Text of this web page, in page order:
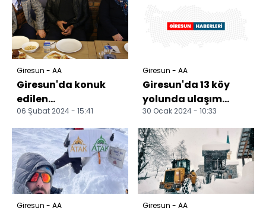
Giresun - AA
Giresun'da konuk
edilen
depremzedelerin
katılımıyla program
düzenlendi
06 Şubat 2024 - 15:41
Giresun - AA
Giresun'da 13 köy
yolunda ulaşım
sağlanamıyor
30 Ocak 2024 - 10:33
Giresun - AA Giresun - AA